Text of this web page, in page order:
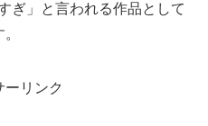
ぎ」と言われる作品として
ーリンク